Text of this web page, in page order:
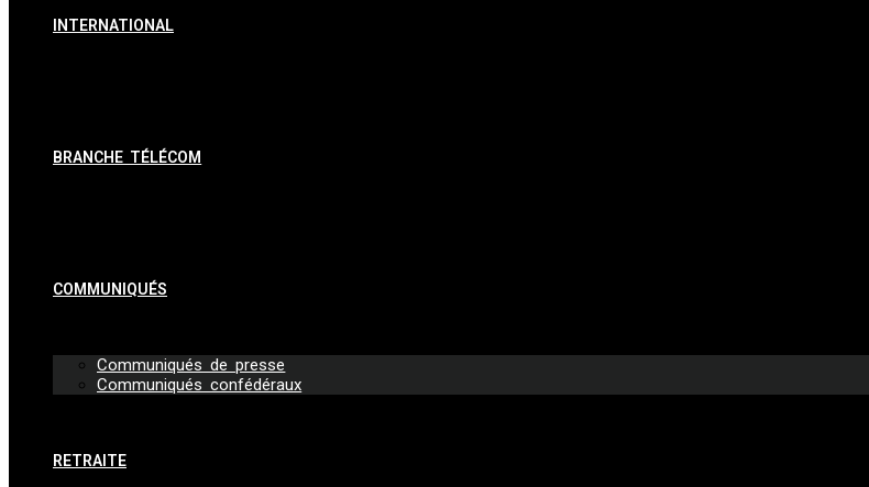
INTERNATIONAL
BRANCHE TÉLÉCOM
COMMUNIQUÉS
Communiqués de presse
Communiqués confédéraux
RETRAITE